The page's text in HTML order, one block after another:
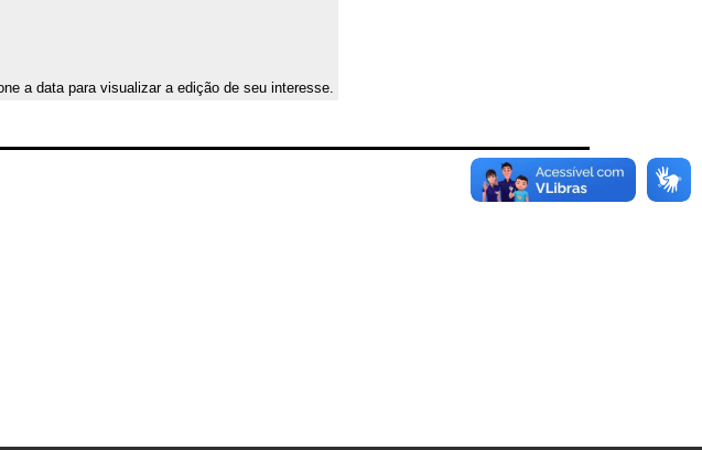
a data para visualizar a edição de seu interesse.